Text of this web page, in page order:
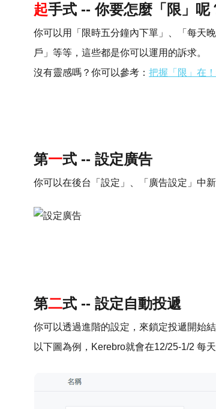
起手式 -- 你要怎麼「限」呢
你可以用「限時五分鐘內下單」、「每天
戶」等等，這些都是你可以運用的訴求。
沒有靈感嗎？你可以參考： 把握「限」在
第一式 -- 設定廣告
你可以在後台「設定」、「廣告設定」中
第二式 -- 設定自動投遞
你可以透過進階的設定，來鎖定投遞開始
以下圖為例，Kerebro就會在12/25-1/2 每